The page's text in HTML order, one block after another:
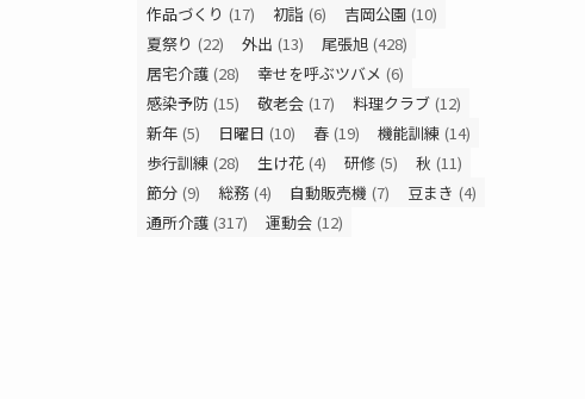
作品づくり (17) 初詣 (6) 吉岡公園 (10)
夏祭り (22) 外出 (13) 尾張旭 (428)
居宅介護 (28) 幸せを呼ぶツバメ (6)
感染予防 (15) 敬老会 (17) 料理クラブ (12)
新年 (5) 日曜日 (10) 春 (19) 機能訓練 (14)
歩行訓練 (28) 生け花 (4) 研修 (5) 秋 (11)
節分 (9) 総務 (4) 自動販売機 (7) 豆まき (4)
通所介護 (317) 運動会 (12)